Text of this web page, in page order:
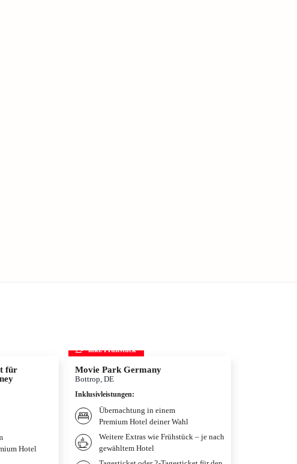
für
Hotel
inkl. Frühstück
Movie Park Germany
Bottrop, DE
Inklusivleistungen:
Übernachtung in einem
Premium Hotel deiner Wahl
Weitere Extras wie Frühstück – je nach
gewähltem Hotel